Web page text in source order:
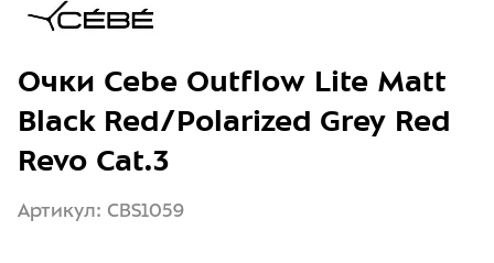
Очки Cebe Outflow Lite Matt
Black Red/Polarized Grey Red
Revo Cat.3
Артикул: CBS1059